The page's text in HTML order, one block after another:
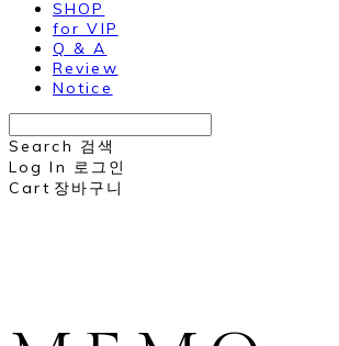
SHOP
for VIP
Q & A
Review
Notice
Search 검색
Log In 로그인
Cart 장바구니